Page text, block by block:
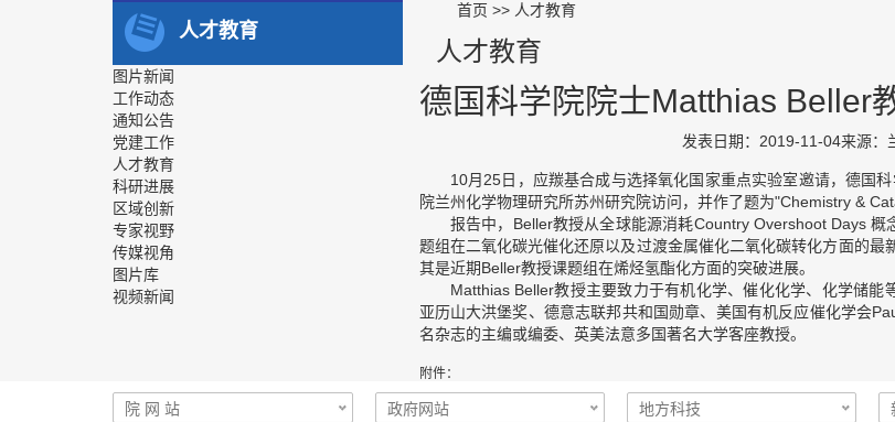
人才教育
图片新闻
工作动态
通知公告
党建工作
人才教育
科研进展
区域创新
专家视野
传媒视角
图片库
视频新闻
首页 >> 人才教育
人才教育
德国科学院院士Matthias Beller
发表日期：2019-11-04来源：
10月25日，应羰基合成与选择氧化国家重点实验室邀请，德国
院兰州化学物理研究所苏州研究院访问，并作了题为"Chemistry &
报告中， Beller教授从全球能源消耗Country Overshoot Days概
题组在二氧化碳光催化还原以及过渡金属催化二氧化碳转化方面的最
其是近期Beller教授课题组在烯烃氢酯化方面的突破进展。
Matthias Beller教授主要致力于有机化学、催化化学、化学储能
亚历山大洪堡奖、德意志联邦共和国勋章、美国有机反应催化学会
名杂志的主编或编委、英美法意多国著名大学客座教授。
附件：